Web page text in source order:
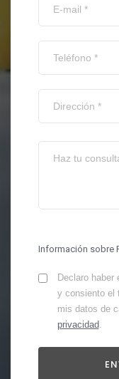
Información sobre
Declaro haber
y consiento el
mis datos de
privacidad.